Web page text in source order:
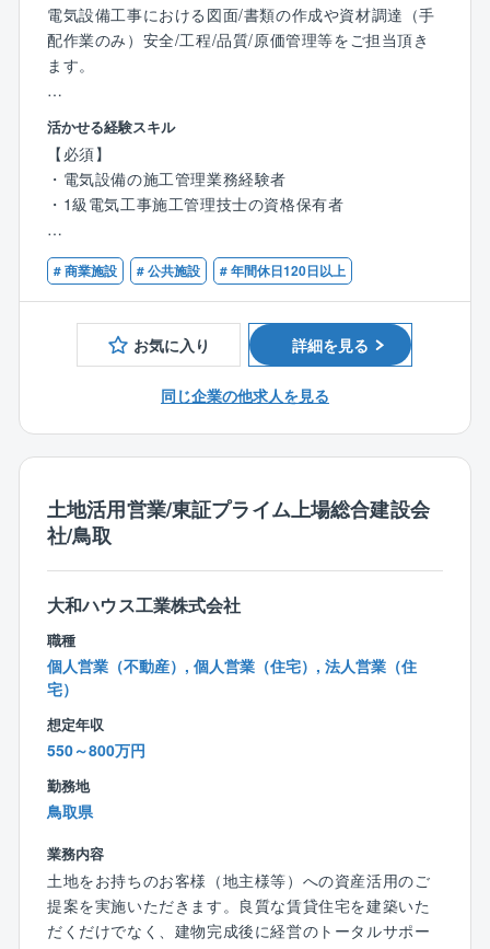
ら、グローバルな事業までを網羅しています。
自ら手を挙げた方は積極的に登用してもらえる風土が
あり、意欲のある方はどんどん成長できる環境です。
同社は技術職の人数が8割以上を占めており、技術を売
りにしている企業です。
自己研鑽については自身が望めば多くの機会を利用し
て自己を成長させることができます。
専門分野への論文投稿をしたり、業務に関連する学会
に出席したり、講演会・セミナーに出て知見を深めた
りしています。
人員構成：社員数（全社）1051名（技術系8割 ／事務
系2割）
電気設備工事における図面/書類の作成や資材調達（手
配作業のみ）安全/工程/品質/原価管理等をご担当頂き
ます。
～高い信頼性と高度な設計施工技術を有する優良企業
～
■プライム市場企業である中電工のグループ企業とし
て、公共・民間の電気設備工事を幅広く手掛けており
ます。
■学校や警察署などの公共案件も多く、工事先は県内案
件を中心としてお りますので、出張はほとんどなく、
仕事量も安定しております。
持ち（多くて3件）
～直近10年間の社員定着率90%！ざっくばらんで穏や
かな社風です～
ます！
■モデル年収は、30歳で600万。40歳で700万。50歳で
800万です。
賞与平均6カ月分と、福利厚生も充実しています。
活かせる経験スキル
【必須】
・電気設備の施工管理業務経験者
・1級電気工事施工管理技士の資格保有者
【歓迎スキル】
・コミュニケーションスキル
・CAD・PCの操作スキル
# 商業施設 # 公共施設 # 年間休日120日以上
お気に入り 詳細を見る
同じ企業の他求人を見る
土地活用営業/東証プライム上場総合建設会
社/鳥取
大和ハウス工業株式会社
職種
個人営業（不動産）, 個人営業（住宅）, 法人営業（住
宅）
想定年収
550～800万円
勤務地
鳥取県
業務内容
土地をお持ちのお客様（地主様等）への資産活用のご
提案を実施いただきます。良質な賃貸住宅を建築いた
だくだけでなく、建物完成後に経営のトータルサポー